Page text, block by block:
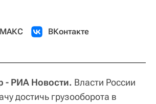
МАКС ВКонтакте
- РИА Новости. Власти России
достичь грузооборота в